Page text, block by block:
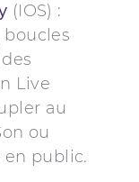
(IOS) :
Live
au
ou
public.